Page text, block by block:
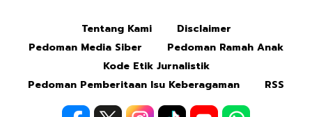
Tentang Kami
Disclaimer
Pedoman Media Siber
Pedoman Ramah Anak
Kode Etik Jurnalistik
Pedoman Pemberitaan Isu Keberagaman
RSS